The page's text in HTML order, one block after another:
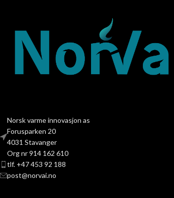
Norsk varme innovasjon as
Forusparken 20
4031 Stavanger
Org nr 914 162 610
tlf. +47 453 92 188
post@norvai.no